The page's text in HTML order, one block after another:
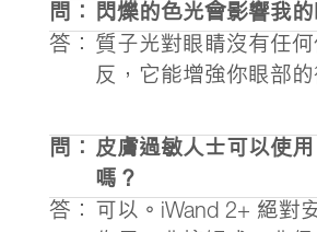
問： 閃爍的色光會影響我的
答： 質子光對眼睛沒有任
反，它能增強你眼部的
問： 皮膚過敏人士可以使
嗎？
答：
可以。iWand 2+ 絕對